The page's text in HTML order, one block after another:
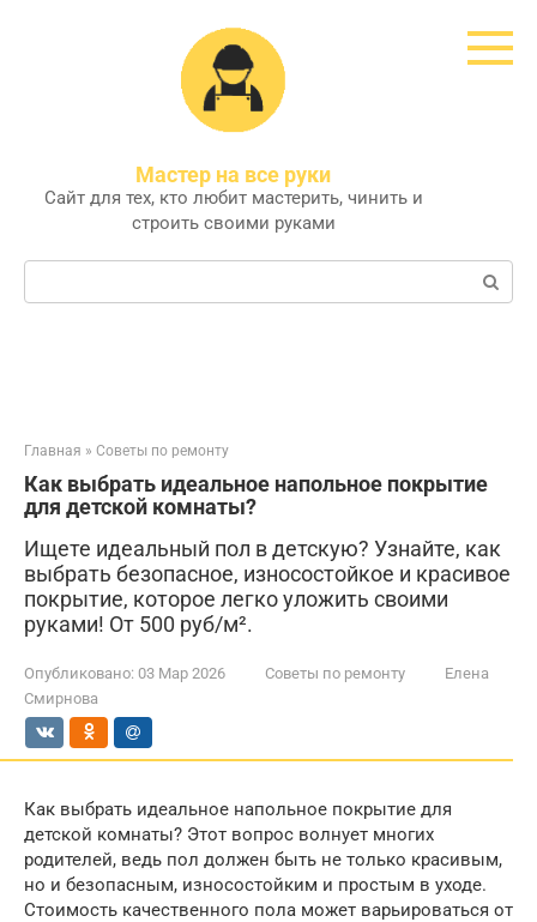
Мастер на все руки
Сайт для тех, кто любит мастерить, чинить и
строить своими руками
Поиск:
Главная » Советы по ремонту
Как выбрать идеальное напольное покрытие
для детской комнаты?
Ищете идеальный пол в детскую? Узнайте, как
выбрать безопасное, износостойкое и красивое
покрытие, которое легко уложить своими
руками! От 500 руб/м².
Опубликовано: 03 Мар 2026 Советы по ремонту
Елена
Смирнова
Как выбрать идеальное напольное покрытие для
детской комнаты? Этот вопрос волнует многих
родителей, ведь пол должен быть не только красивым,
но и безопасным, износостойким и простым в уходе.
Стоимость качественного пола может варьироваться от